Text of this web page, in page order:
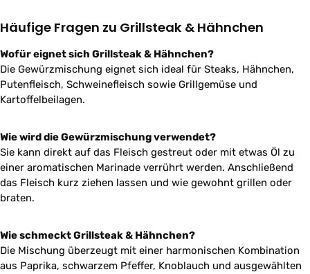
Häufige Fragen zu Grillsteak & Hähnchen
Wofür eignet sich Grillsteak & Hähnchen?
Die Gewürzmischung eignet sich ideal für Steaks, Hähnchen,
Putenfleisch, Schweinefleisch sowie Grillgemüse und
Kartoffelbeilagen.
Wie wird die Gewürzmischung verwendet?
Sie kann direkt auf das Fleisch gestreut oder mit etwas Öl zu
einer aromatischen Marinade verrührt werden. Anschließend
das Fleisch kurz ziehen lassen und wie gewohnt grillen oder
braten.
Wie schmeckt Grillsteak & Hähnchen?
Die Mischung überzeugt mit einer harmonischen Kombination
aus Paprika, schwarzem Pfeffer, Knoblauch und ausgewählten